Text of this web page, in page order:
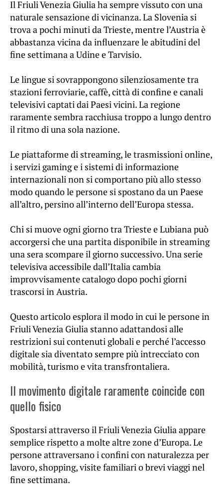
Il Friuli Venezia Giulia ha sempre vissuto con una
naturale sensazione di vicinanza. La Slovenia si
trova a pochi minuti da Trieste, mentre l’Austria è
abbastanza vicina da influenzare le abitudini del
fine settimana a Udine e Tarvisio.
Le lingue si sovrappongono silenziosamente tra
stazioni ferroviarie, caffè, città di confine e canali
televisivi captati dai Paesi vicini. La regione
raramente sembra racchiusa troppo a lungo dentro
il ritmo di una sola nazione.
Le piattaforme di streaming, le trasmissioni online,
i servizi gaming e i sistemi di informazione
internazionali non si comportano più allo stesso
modo quando le persone si spostano da un Paese
all’altro, persino all’interno dell’Europa stessa.
Chi si muove ogni giorno tra Trieste e Lubiana può
accorgersi che una partita disponibile in streaming
una sera scompare il giorno successivo. Una serie
televisiva accessibile dall’Italia cambia
improvvisamente catalogo dopo pochi giorni
trascorsi in Austria.
Questo articolo esplora il modo in cui le persone in
Friuli Venezia Giulia stanno adattandosi alle
restrizioni sui contenuti globali e perché l’accesso
digitale sia diventato sempre più intrecciato con
mobilità, turismo e vita transfrontaliera.
Il movimento digitale raramente coincide con
quello fisico
Spostarsi attraverso il Friuli Venezia Giulia appare
semplice rispetto a molte altre zone d’Europa. Le
persone attraversano i confini con naturalezza per
lavoro, shopping, visite familiari o brevi viaggi nel
fine settimana.